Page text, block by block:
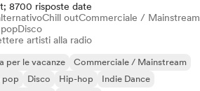
8700 risposte date
Chill outCommerciale / Mainstream
Disco
artisti alla radio
per le vacanze
Commerciale / Mainstream
pop
Disco Hip-hop
Indie Dance